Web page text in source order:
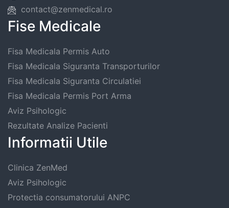
contact@zenmedical.ro
Fise Medicale
Fisa Medicala Permis Auto
Fisa Medicala Siguranta Transporturilor
Fisa Medicala Siguranta Circulatiei
Fisa Medicala Permis Port Arma
Aviz Psihologic
Rezultate Analize Pacienti
Informatii Utile
Clinica ZenMed
Aviz Psihologic
Protectia consumatorului ANPC